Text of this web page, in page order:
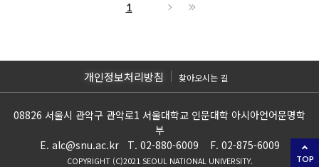
1
TOP
개인정보처리방침 찾아오시는 길
08826 서울시 관악구 관악로1 서울대학교 인문대학 아시아언어문명학
부
E. alc@snu.ac.kr T. 02-880-6009 F. 02-875-6009
COPYRIGHT (C)2021 SEOUL NATIONAL UNIVERSITY.